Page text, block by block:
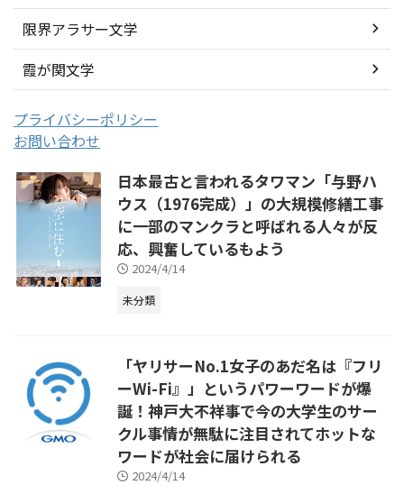
限界アラサー文学
霞が関文学
プライバシーポリシー
お問い合わせ
日本最古と言われるタワマン「与野ハ
ウス（1976完成）」の大規模修繕工事
に一部のマンクラと呼ばれる人々が反
応、興奮しているもよう
2024/4/14
未分類
「ヤリサーNo.1女子のあだ名は『フリ
ーWi-Fi』」というパワーワードが爆
誕！神戸大不祥事で今の大学生のサー
クル事情が無駄に注目されてホットな
ワードが社会に届けられる
2024/4/14